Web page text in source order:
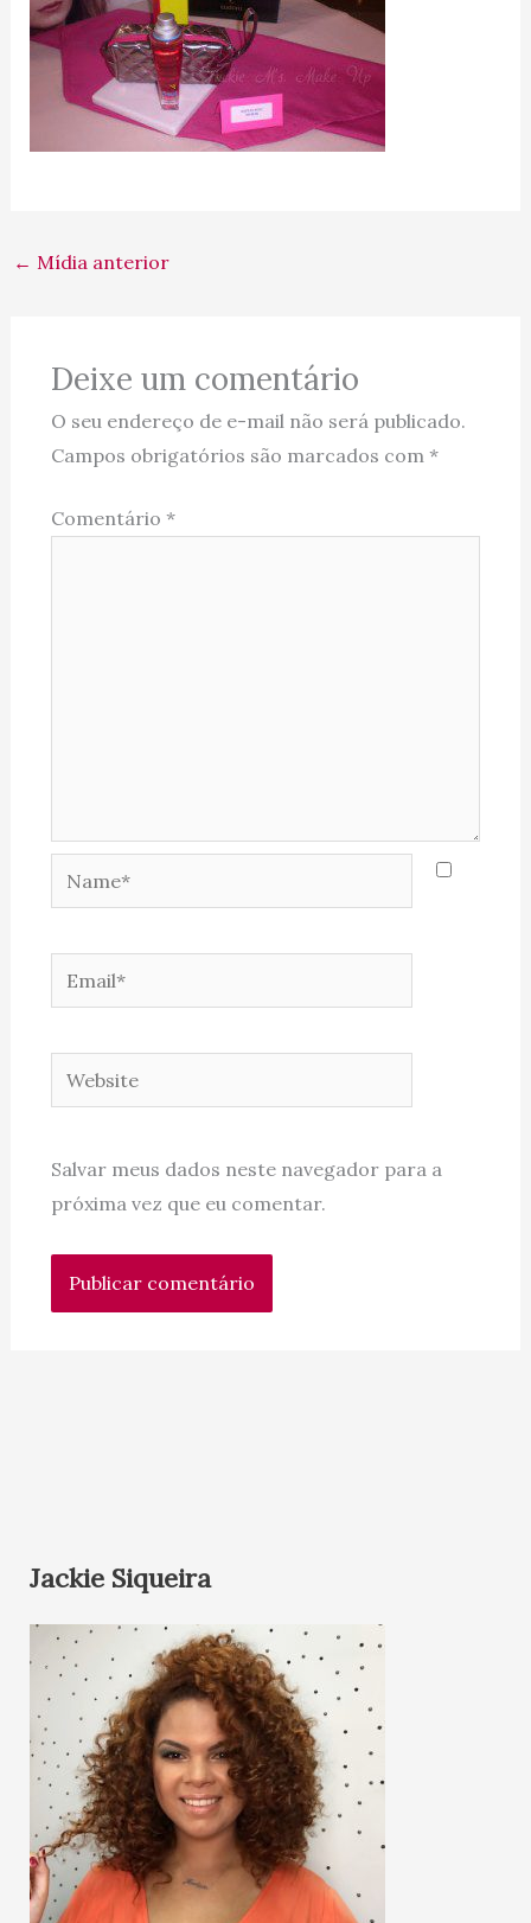
← Mídia anterior
Deixe um comentário
O seu endereço de e-mail não será publicado.
Campos obrigatórios são marcados com *
Comentário *
Name*
Email*
Website
Salvar meus dados neste navegador para a
próxima vez que eu comentar.
Jackie Siqueira